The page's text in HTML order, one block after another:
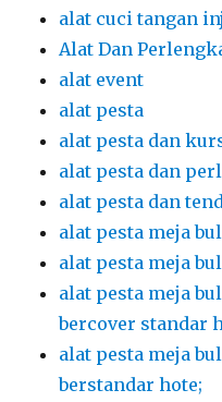
alat cuci tangan
Alat Dan
alat event
alat pesta
alat pesta dan
alat pesta dan
alat pesta dan
alat pesta meja
alat pesta meja
alat pesta meja
bercover standar
alat pesta meja
berstandar hote;